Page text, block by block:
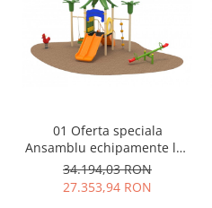
01 Oferta speciala
Ansamblu echipamente loc
de joaca Scara Tobogan
Cataratoare Leagan
Balansoar Figurina arc
34.194,03 RON
27.353,94 RON